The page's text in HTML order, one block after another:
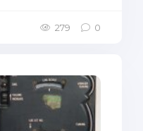
279 0